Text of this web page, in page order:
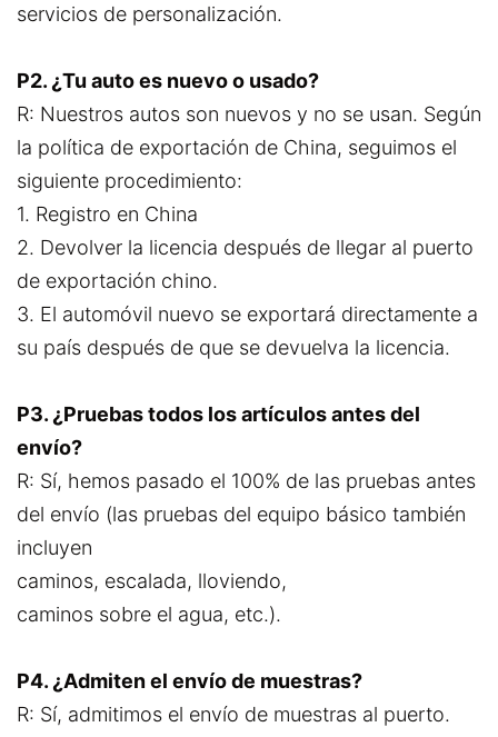
servicios de personalización.
P2. ¿Tu auto es nuevo o usado?
R: Nuestros autos son nuevos y no se usan. Según
la política de exportación de China, seguimos el
siguiente procedimiento:
1. Registro en China
2. Devolver la licencia después de llegar al puerto
de exportación chino.
3. El automóvil nuevo se exportará directamente a
su país después de que se devuelva la licencia.
P3. ¿Pruebas todos los artículos antes del
envío?
R: Sí, hemos pasado el 100% de las pruebas antes
del envío (las pruebas del equipo básico también
incluyen
caminos, escalada, lloviendo,
caminos sobre el agua, etc.).
P4. ¿Admiten el envío de muestras?
R: Sí, admitimos el envío de muestras al puerto.